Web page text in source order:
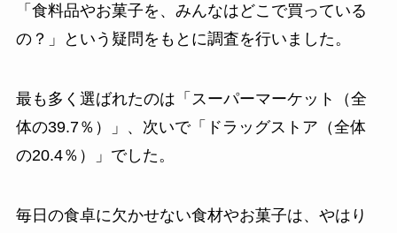
「食料品やお菓子を、みんなはどこで買っている
の？」という疑問をもとに調査を行いました。
最も多く選ばれたのは「スーパーマーケット（全
体の39.7％）」、次いで「ドラッグストア（全体
の20.4％）」でした。
毎日の食卓に欠かせない食材やお菓子は、やはり